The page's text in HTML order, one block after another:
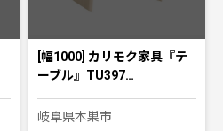
[幅1000] カリモク家具『テ
ーブル』TU397…
岐阜県本巣市